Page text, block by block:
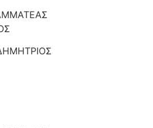
ΔΗΜΗΤΡΙΟΣ